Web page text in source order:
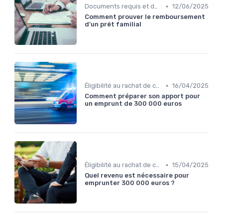
Documents requis et démarches • 12/06/2025
Comment prouver le remboursement
d'un prêt familial
Éligibilité au rachat de crédit • 16/04/2025
Comment préparer son apport pour
un emprunt de 300 000 euros
Éligibilité au rachat de crédit • 15/04/2025
Quel revenu est nécessaire pour
emprunter 300 000 euros ?